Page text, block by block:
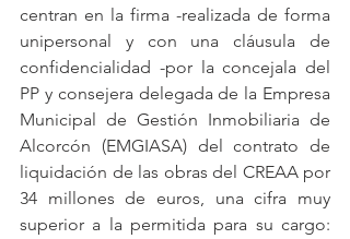
centran en la firma -realizada de forma
unipersonal y con una cláusula de
confidencialidad -por la concejala del
PP y consejera delegada de la Empresa
Municipal de Gestión Inmobiliaria de
Alcorcón (EMGIASA) del contrato de
liquidación de las obras del CREAA por
34 millones de euros, una cifra muy
superior a la permitida para su cargo: